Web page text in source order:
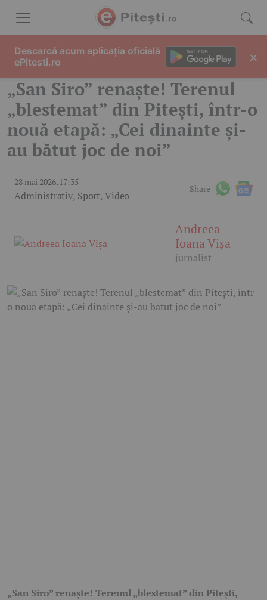
„San Siro” renaște! Terenul
„blestemat” din Pitești, într-o
nouă etapă: „Cei dinainte și-
au bătut joc de noi”
28 mai 2026, 17:35
Administrativ, Sport,Video
Share
Andreea
Ioana Vișa
jurnalist
„San Siro” renaște! Terenul „blestemat” din Pitești,
Descarcă acum aplicația oficială
ePitesti.ro
×